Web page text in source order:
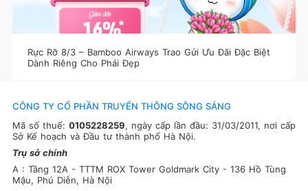
Rực Rỡ 8/3 – Bamboo Airways Trao Gửi Ưu Đãi Đặc Biệt
Dành Riêng Cho Phái Đẹp
CÔNG TY CỔ PHẦN TRUYỂN THÔNG SÔNG SÁNG
Mã số thuế: 0105228259, ngày cấp lần đầu: 31/03/2011, nơi cấp
Sở Kế hoạch và Đầu tư thành phố Hà Nội.
Trụ sở chính
A : Tầng 12A - TTTM ROX Tower Goldmark City - 136 Hồ Tùng
Mậu, Phú Diễn, Hà Nội